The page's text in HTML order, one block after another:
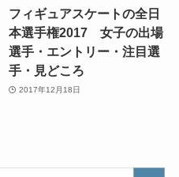
フィギュアスケートの全日
本選手権2017 女子の出場
選手・エントリー・注目選
手・見どころ
2017年12月18日